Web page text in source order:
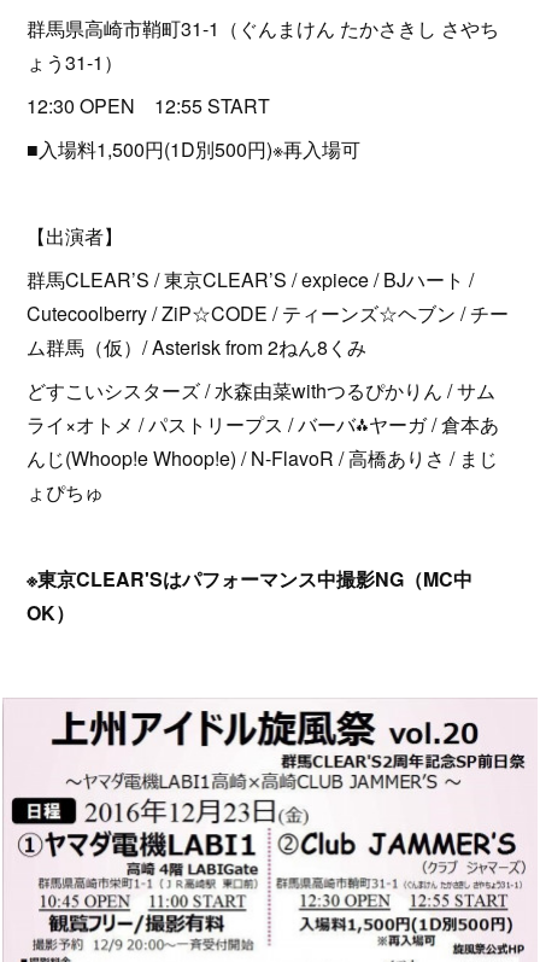
群馬県高崎市鞘町31-1（ぐんまけん たかさきし さやち
ょう31-1）
12:30 OPEN 12:55 START
■入場料1,500円(1D別500円)※再入場可
【出演者】
群馬CLEAR’S / 東京CLEAR’S / expiece / BJハート /
Cutecoolberry / ZiP☆CODE / ティーンズ☆ヘブン / チー
ム群馬（仮）/ Asterisk from 2ねん8くみ
どすこいシスターズ / 水森由菜withつるぴかりん / サム
ライ×オトメ / パストリープス / バーバ⁂ヤーガ / 倉本あ
んじ(Whoop!e Whoop!e) / N-FlavoR / 高橋ありさ / まじ
ょぴちゅ
※東京CLEAR'Sはパフォーマンス中撮影NG（MC中
OK）